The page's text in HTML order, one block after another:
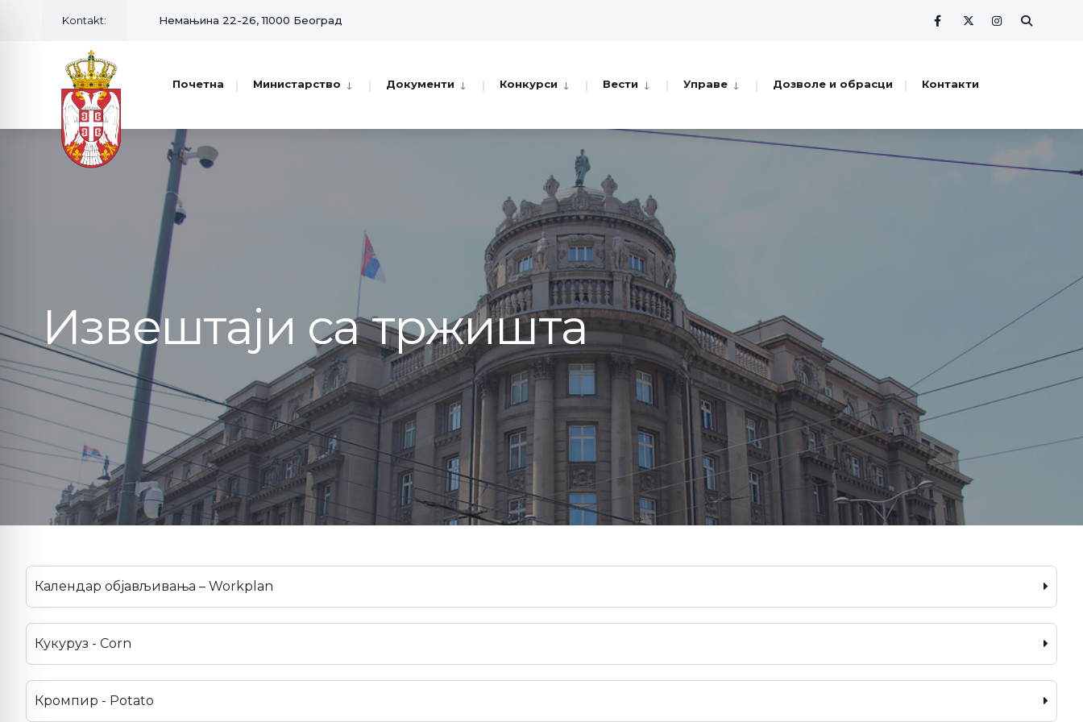
Kontakt: Немањина 22-26, 11000 Београд
Почетна Министарство Документи Конкурси Вести Управе Дозволе и обрасци Контакти
Извештаји са тржишта
Календар објављивања – Workplan
Кукуруз - Corn
Кромпир - Potato